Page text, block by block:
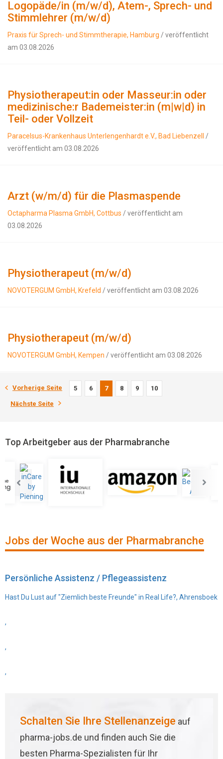
Logopäde/in (m/w/d), Atem-, Sprech- und
Stimmlehrer (m/w/d)
Praxis für Sprech- und Stimmtherapie, Hamburg / veröffentlicht
am 03.08.2026
Physiotherapeut:in oder Masseur:in oder
medizinische:r Bademeister:in (m|w|d) in
Teil- oder Vollzeit
Paracelsus-Krankenhaus Unterlengenhardt e.V., Bad Liebenzell
/
veröffentlicht am 03.08.2026
Arzt (w/m/d) für die Plasmaspende
Octapharma Plasma GmbH, Cottbus / veröffentlicht am
03.08.2026
Physiotherapeut (m/w/d)
NOVOTERGUM GmbH, Krefeld / veröffentlicht am 03.08.2026
Physiotherapeut (m/w/d)
NOVOTERGUM GmbH, Kempen / veröffentlicht am 03.08.2026
Vorherige Seite 5 6 7 8 9 10
Nächste Seite
Top Arbeitgeber aus der Pharmabranche
Jobs der Woche aus der Pharmabranche
Persönliche Assistenz / Pflegeassistenz
Hast Du Lust auf "Ziemlich beste Freunde" in Real Life?, Ahrensboek
,
,
,
Schalten Sie Ihre Stellenanzeige auf
pharma-jobs.de und finden auch Sie die
besten Pharma-Spezialisten für Ihr